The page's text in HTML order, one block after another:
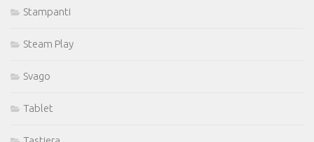
Stampanti
Steam Play
Svago
Tablet